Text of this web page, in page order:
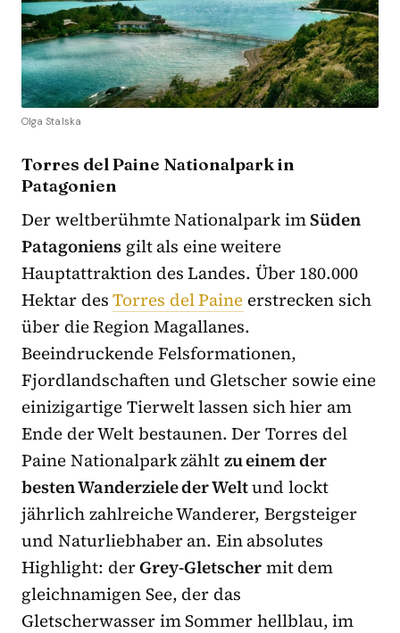
Olga Stalska
Torres del Paine Nationalpark in
Patagonien
Der weltberühmte Nationalpark imSüden
Patagoniens gilt als eine weitere
Hauptattraktion des Landes. Über 180.000
Hektar desTorres del Paine erstrecken sich
über die Region Magallanes.
Beeindruckende Felsformationen,
Fjordlandschaften und Gletscher sowie eine
einizigartige Tierwelt lassen sich hier am
Ende der Welt bestaunen. Der Torres del
Paine Nationalpark zähltzu einem der
besten Wanderziele der Weltund lockt
jährlich zahlreiche Wanderer, Bergsteiger
und Naturliebhaber an. Ein absolutes
Highlight: derGrey-Gletschermit dem
gleichnamigen See, der das
Gletscherwasser im Sommer hellblau, im